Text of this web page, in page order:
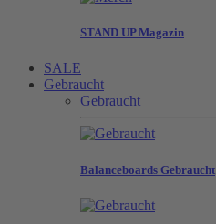
STAND UP Magazin
SALE
Gebraucht
Gebraucht
Balanceboards Gebraucht